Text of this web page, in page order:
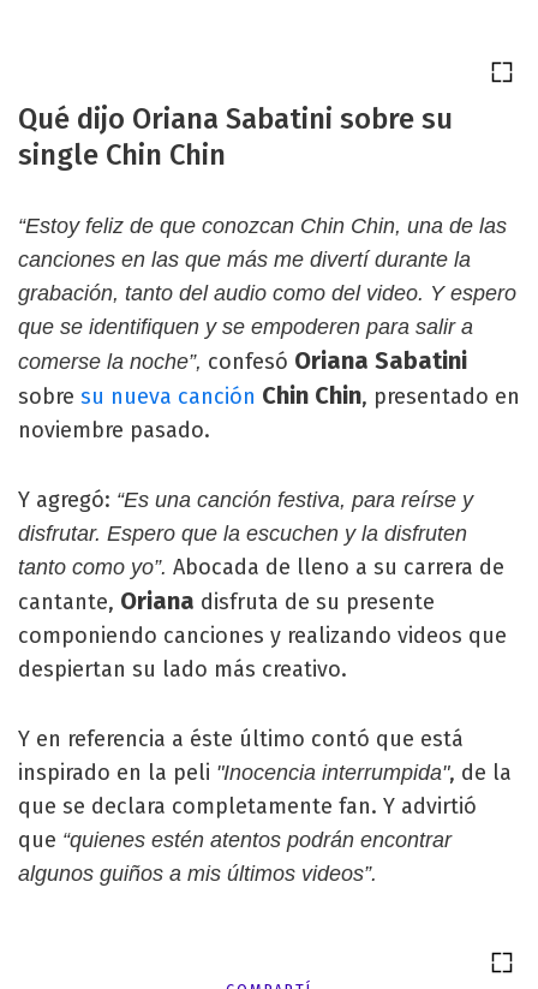
Qué dijo Oriana Sabatini sobre su
single Chin Chin
“Estoy feliz de que conozcan Chin Chin, una de las
canciones en las que más me divertí durante la
grabación, tanto del audio como del video. Y espero
que se identifiquen y se empoderen para salir a
comerse la noche”, confesó Oriana Sabatini
sobre su nueva canción Chin Chin, presentado en
noviembre pasado.
Y agregó: “Es una canción festiva, para reírse y
disfrutar. Espero que la escuchen y la disfruten
tanto como yo”. Abocada de lleno a su carrera de
cantante, Oriana disfruta de su presente
componiendo canciones y realizando videos que
despiertan su lado más creativo.
Y en referencia a éste último contó que está
inspirado en la peli "Inocencia interrumpida", de la
que se declara completamente fan. Y advirtió
que “quienes estén atentos podrán encontrar
algunos guiños a mis últimos videos”.